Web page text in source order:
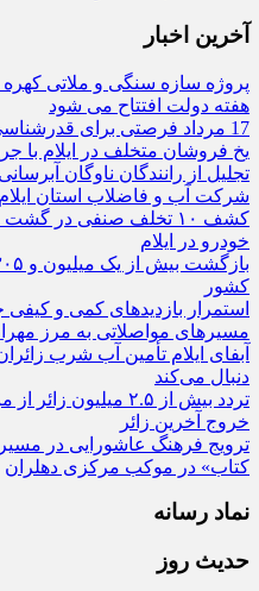
هفته دولت افتتاح می شود
17 مرداد فرصتی برای قدرشناسی
یخ‌ فروشان متخلف در ایلام با
شرکت آب و فاضلاب استان ایلام
کشف ۱۰ تخلف صنفی در
خودرو در ایلام
کشور
استمرار بازدیدهای کمی و
مسیرهای مواصلاتی به مرز
آبفای ایلام تأمین آب شرب
دنبال می‌کند
خروج آخرین زائر
ترویج فرهنگ عاشورایی در مسیر
کتاب» در موکب مرکزی دهلران